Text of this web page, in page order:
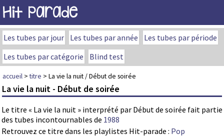
Hit Parade
Les tubes par jour Les tubes par année
Les tubes par période
Les tubes par catégorie
Blind test
accueil >titre > La vie la nuit / Début de soirée
La vie la nuit - Début de soirée
Le titre « La vie la nuit » interprété par Début de soirée fait partie
des tubes incontournables de 1988
Retrouvez ce titre dans les playlistes Hit-parade : Pop